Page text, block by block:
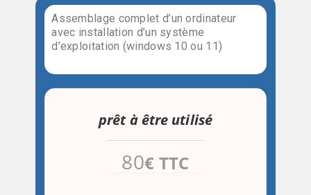
Assemblage complet d’un ordinateur
avec installation d’un système
d’exploitation (windows 10 ou 11)
prêt à être utilisé
80€ TTC